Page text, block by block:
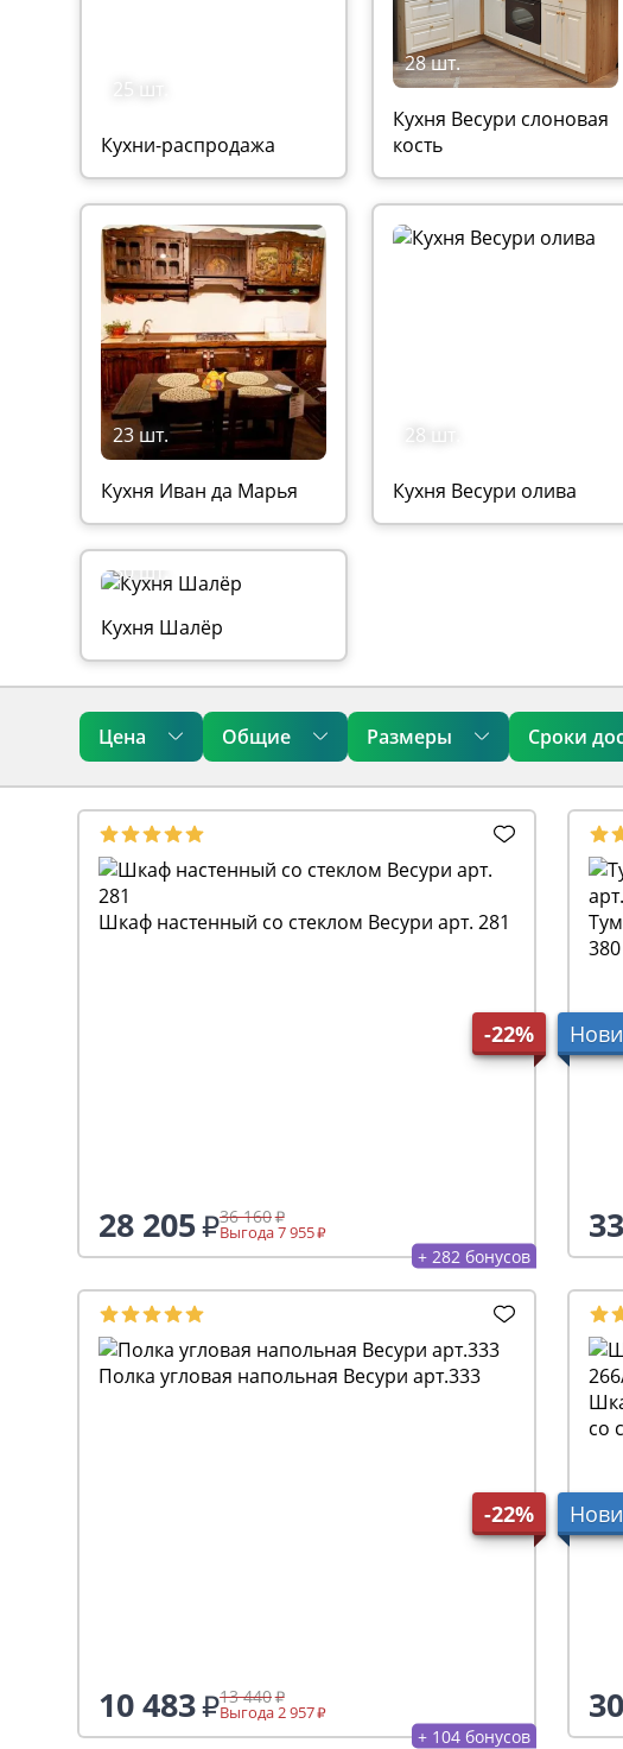
25 шт.
Кухни-распродажа
28 шт.
Кухня Весури слоновая
кость
23 шт.
Кухня Иван да Марья
28 шт.
Кухня Весури олива
30 шт.
Кухня Шалёр
Цена Общие Размеры Сроки
-22%
Шкаф настенный со стеклом Весури арт. 281
28 205 36 160
Выгода 7 955
+ 282 бонусов
-22%
Полка угловая напольная Весури арт.333
10 483 13 440
Выгода 2 957
+ 104 бонусов
со